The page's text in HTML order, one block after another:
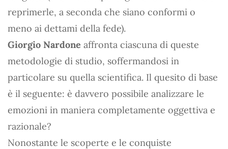
reprimerle, a seconda che siano conformi o
meno ai dettami della fede).
Giorgio Nardone affronta ciascuna di queste
metodologie di studio, soffermandosi in
particolare su quella scientifica. Il quesito di base
è il seguente: è davvero possibile analizzare le
emozioni in maniera completamente oggettiva e
razionale?
Nonostante le scoperte e le conquiste